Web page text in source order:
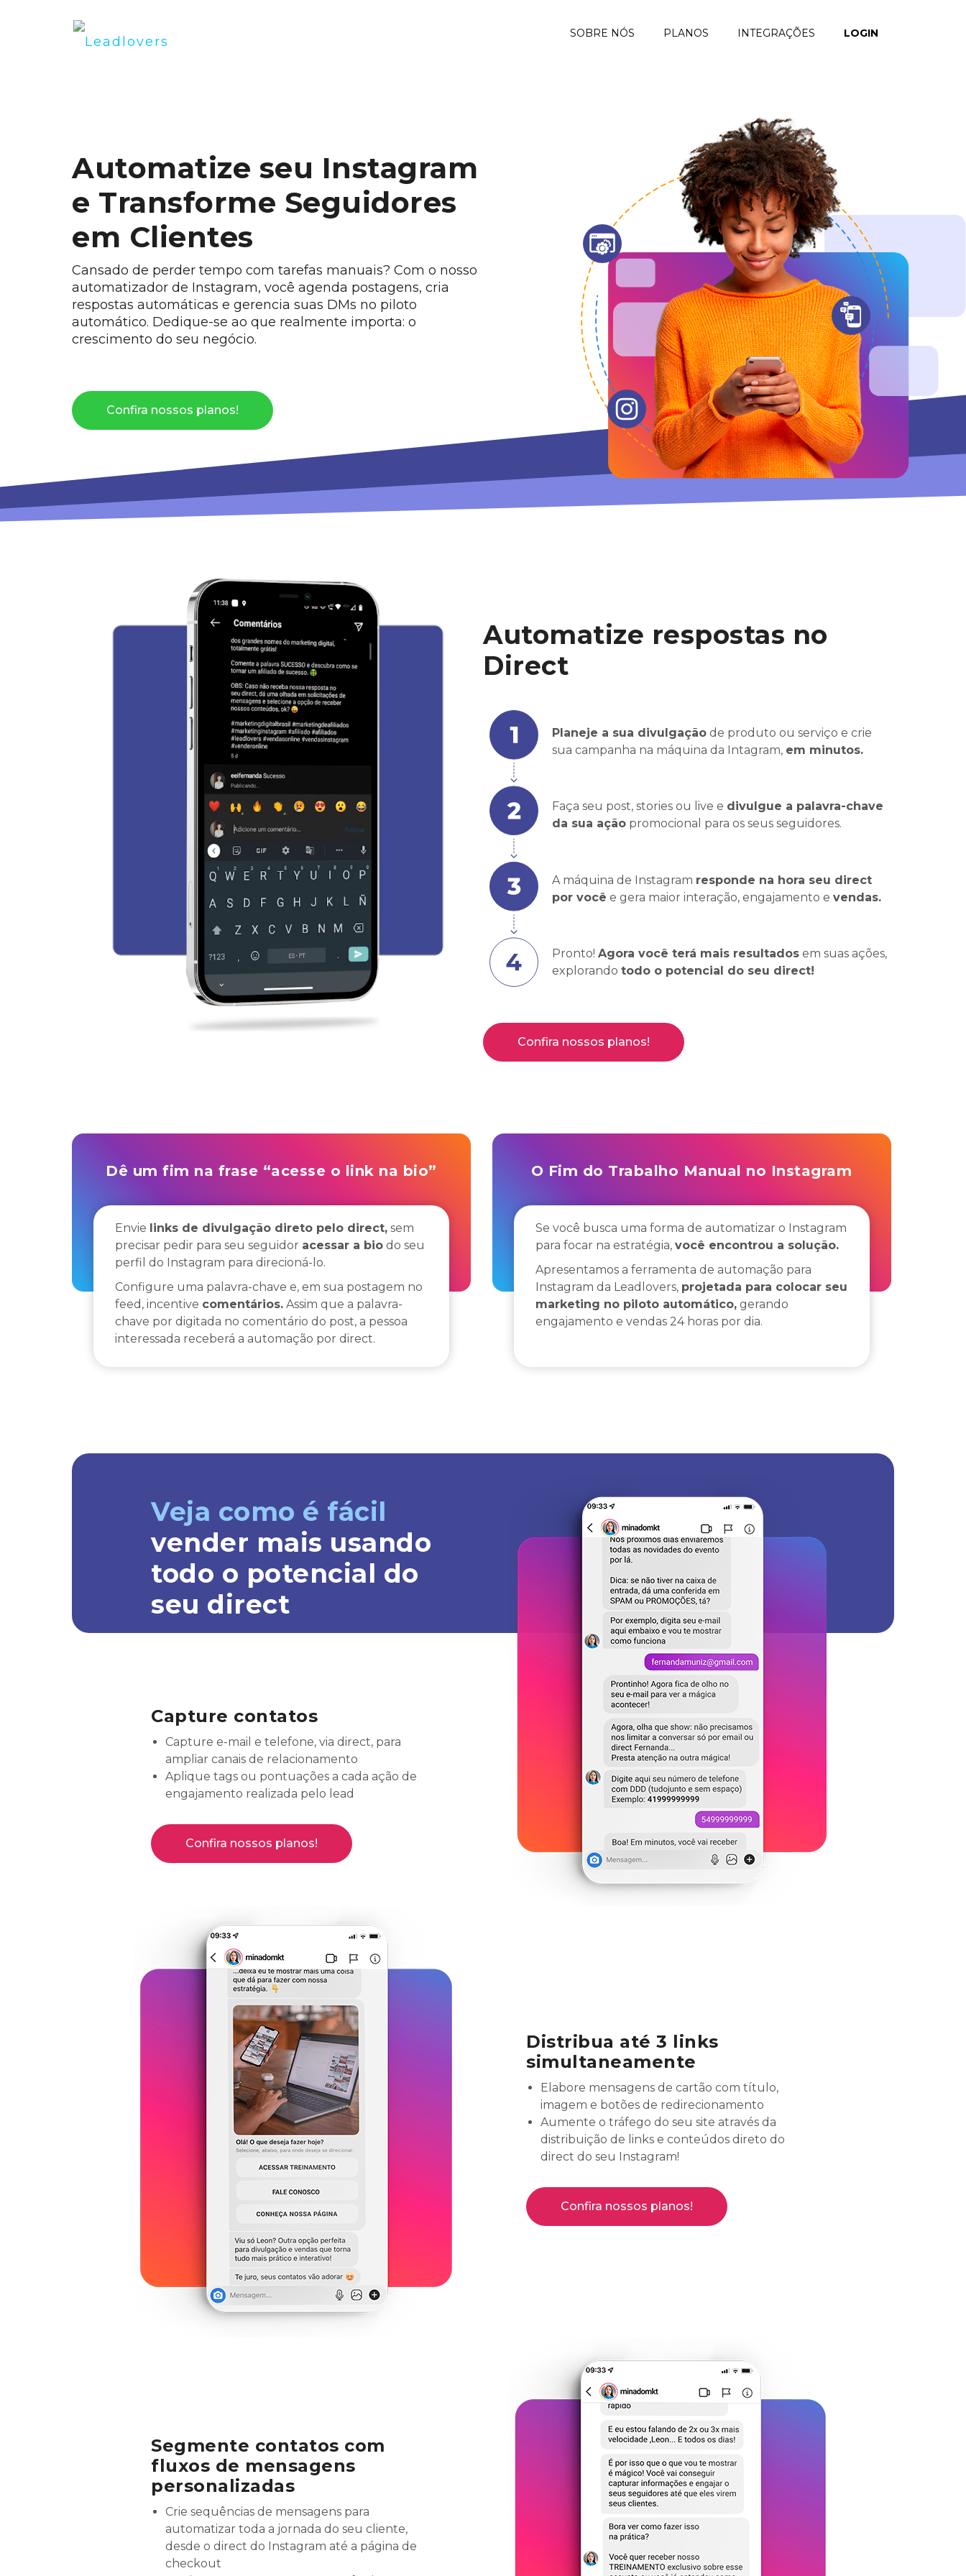
SOBRE NÓS PLANOS INTEGRAÇÕES LOGIN
Automatize seu Instagram
e Transforme Seguidores
em Clientes
Cansado de perder tempo com tarefas manuais? Com o nosso
automatizador de Instagram, você agenda postagens, cria
respostas automáticas e gerencia suas DMs no piloto
automático. Dedique-se ao que realmente importa: o
crescimento do seu negócio.
Confira nossos planos!
Automatize respostas no
Direct
Planeje a sua divulgaçãode produto ou serviço e crie
sua campanha na máquina da Intagram, em minutos.
Faça seu post, stories ou live e divulgue a palavra-chave
da sua açãopromocional para os seus seguidores.
A máquina de Instagram responde na hora seu direct
por você e gera maior interação, engajamento e vendas.
Pronto! Agora você terá mais resultadosem suas ações,
explorando todo o potencial do seu direct!
Confira nossos planos!
Dê um fim na frase “acesse o link na bio”
Envie links de divulgação direto pelo direct, sem
precisar pedir para seu seguidor acessar a bio do seu
perfil do Instagram para direcioná-lo.
Configure uma palavra-chave e, em sua postagem no
feed, incentive comentários. Assim que a palavra-
chave por digitada no comentário do post, a pessoa
interessada receberá a automação por direct.
O Fim do Trabalho Manual no Instagram
Se você busca uma forma de automatizar o Instagram
para focar na estratégia, você encontrou a solução.
Apresentamos a ferramenta de automação para
Instagram da Leadlovers, projetada para colocar seu
marketing no piloto automático,gerando
engajamento e vendas 24 horas por dia.
Veja como é fácil
vender mais usando
todo o potencial do
seu direct
Capture contatos
Capture e-mail e telefone, via direct, para
ampliar canais de relacionamento
Aplique tags ou pontuações a cada ação de
engajamento realizada pelo lead
Confira nossos planos!
Distribua até 3 links
simultaneamente
Elabore mensagens de cartão com título,
imagem e botões de redirecionamento
Aumente o tráfego do seu site através da
distribuição de links e conteúdos direto do
direct do seu Instagram!
Confira nossos planos!
Segmente contatos com
fluxos de mensagens
personalizadas
Crie sequências de mensagens para
automatizar toda a jornada do seu cliente,
desde o direct do Instagram até a página de
checkout